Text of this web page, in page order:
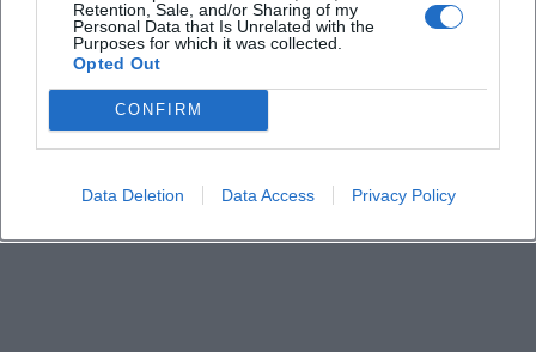
Retention, Sale, and/or Sharing of my
Personal Data that Is Unrelated with the
Purposes for which it was collected.
Opted Out
CONFIRM
Data Deletion Data Access Privacy Policy